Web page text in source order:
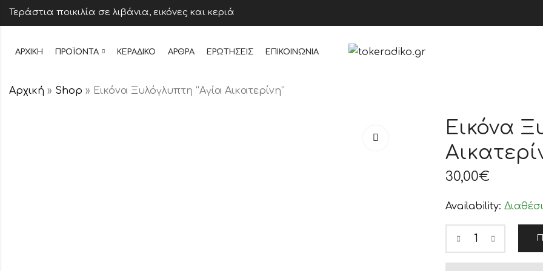
Τεράστια ποικιλία σε λιβάνια, εικόνες και κεριά
ΑΡΧΙΚΉ ΠΡΟΪΌΝΤΑ ΚΕΡΆΔΙΚΟ ΆΡΘΡΑ ΕΡΩΤΉΣΕΙΣ ΕΠΙΚΟΙΝΩΝΊΑ
Αρχική » Shop » Εικόνα Ξυλόγλυπτη “Αγία Αικατερίνη”
Εικόνα
30,00€
Availability: